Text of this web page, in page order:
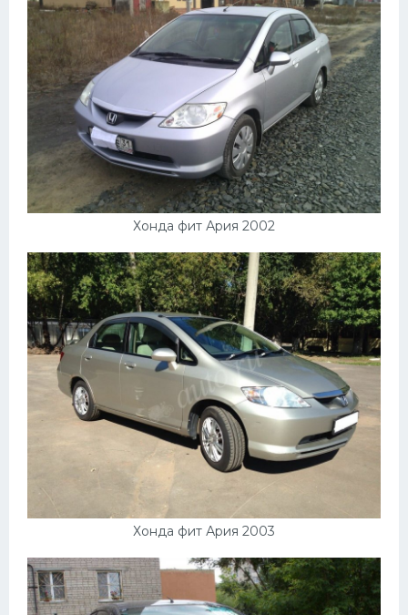
Хонда фит Ария 2002
Хонда фит Ария 2003